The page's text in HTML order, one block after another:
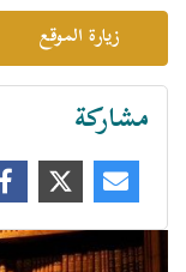
زيارة الموقع
مشاركة